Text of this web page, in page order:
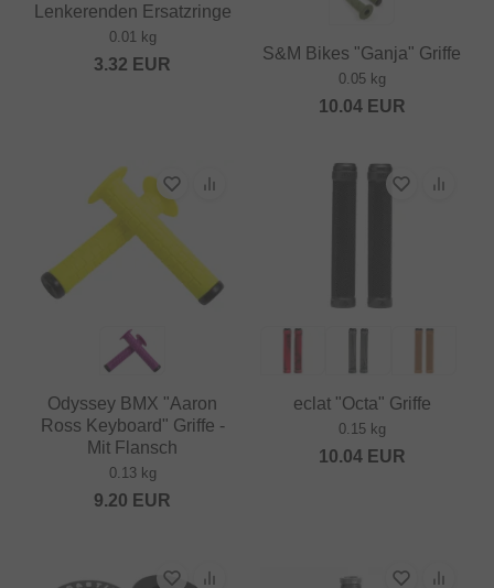
Lenkerenden Ersatzringe
0.01 kg
3.32 EUR
S&M Bikes "Ganja" Griffe
0.05 kg
10.04EUR
Odyssey BMX "Aaron
Ross Keyboard" Griffe -
Mit Flansch
0.13 kg
9.20 EUR
eclat "Octa" Griffe
0.15 kg
10.04EUR